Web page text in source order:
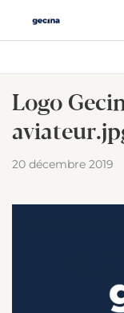
Logo
20 décembre 2019